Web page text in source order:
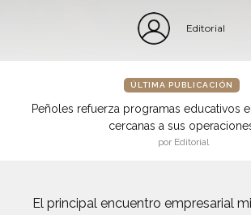
Editorial
ÚLTIMA PUBLICACIÓN
Peñoles refuerza programas educativos
cercanas a sus
por Editorial
El principal encuentro empresarial